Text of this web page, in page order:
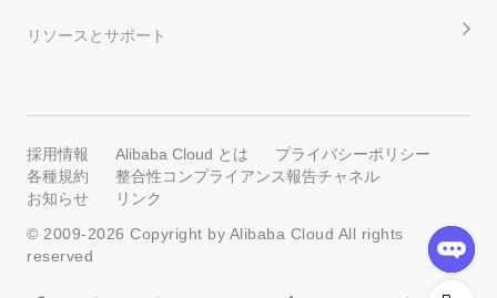
リソースとサポート
採用情報 Alibaba Cloud とは
プライバシーポリシー
各種規約
整合性コンプライアンス報告チャネル
お知らせ
リンク
© 2009-2026 Copyright by Alibaba Cloud All rights
reserved